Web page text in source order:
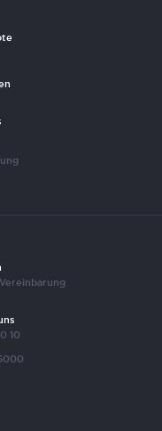
10